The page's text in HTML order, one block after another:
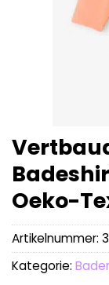
Oeko-
Artikelnummer:
Kategorie: